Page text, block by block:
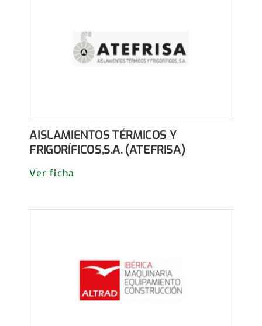
AISLAMIENTOS TÉRMICOS Y
FRIGORÍFICOS,S.A. (ATEFRISA)
Ver ficha